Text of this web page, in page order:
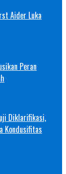
Aider Luka
Peran
Diklarifikasi,
Kondusifitas